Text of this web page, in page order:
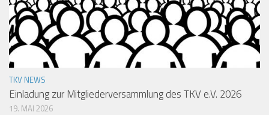
TKV NEWS
Einladung zur Mitgliederversammlung des TKV e.V. 2026
19. MAI 2026